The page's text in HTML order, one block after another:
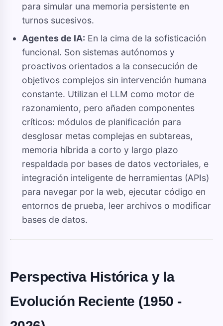
para simular una memoria persistente en
turnos sucesivos.
Agentes de IA: En la cima de la sofisticación
funcional. Son sistemas autónomos y
proactivos orientados a la consecución de
objetivos complejos sin intervención humana
constante. Utilizan el LLM como motor de
razonamiento, pero añaden componentes
críticos: módulos de planificación para
desglosar metas complejas en subtareas,
memoria híbrida a corto y largo plazo
respaldada por bases de datos vectoriales, e
integración inteligente de herramientas (APIs)
para navegar por la web, ejecutar código en
entornos de prueba, leer archivos o modificar
bases de datos.
Perspectiva Histórica y la
Evolución Reciente (1950 -